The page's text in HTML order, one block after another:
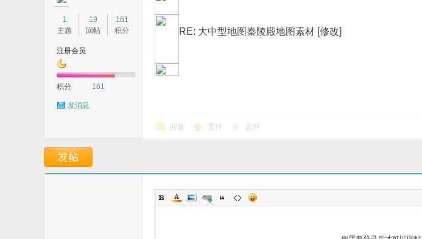
1
主题
19
回帖
161
积分
注册会员
积分 161
发消息
RE: 大中型地图秦陵殿地图素材 [修改]
回复 支持 反对